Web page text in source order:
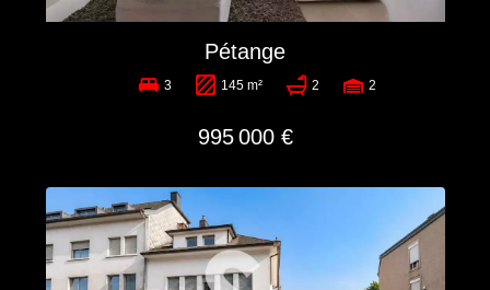
Pétange
3 145 m² 2 2
995 000 €